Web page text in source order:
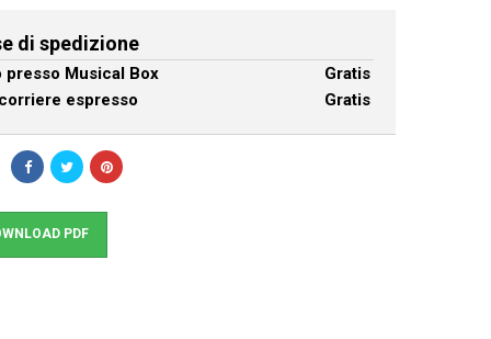
di spedizione
presso Musical Box
Gratis
espresso
Gratis
PDF